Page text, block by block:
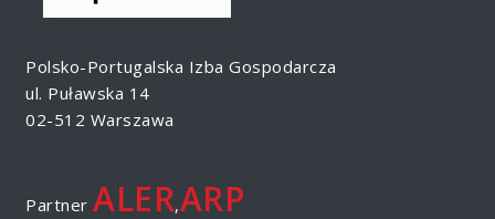
Polsko-Portugalska Izba Gospodarcza
ul. Puławska 14
02-512 Warszawa
Partner ALER,ARP